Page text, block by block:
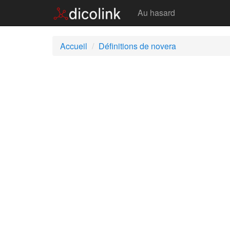
Au hasard
Accueil Définitions de novera
Novera